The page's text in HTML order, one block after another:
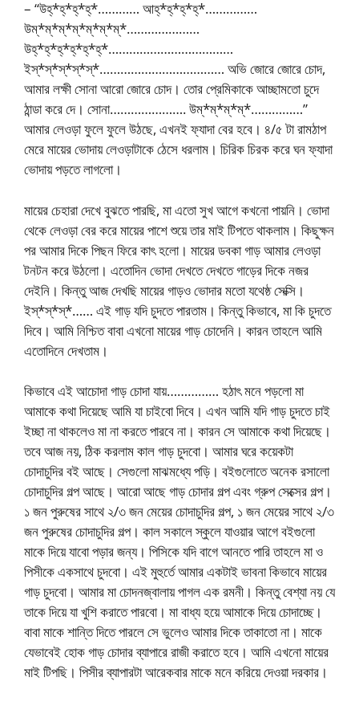
– “উহ্*হ্*হ্*হ্*………… আহ্*হ্*হ্*হ্*……………
উম্*ম্*ম্*ম্*ম্*ম্*ম্*…………………
উহ্*হ্*হ্*হ্*হ্*হ্*………………………………
ইস্*স্*স্*স্*স্*……………………………… অভি জোরে জোরে চোদ,
আমার লক্ষী সোনা আরো জোরে চোদ। তোর প্রেমিকাকে আচ্ছামতো চুদে
ঠান্ডা করে দে। সোনা…………………. উম্*ম্*ম্*ম্*……………”
আমার লেওড়া ফুলে ফুলে উঠছে, এখনই ফ্যাদা বের হবে। ৪/৫ টা রামঠাপ
মেরে মায়ের ভোদায় লেওড়াটাকে ঠেসে ধরলাম। চিরিক চিরক করে ঘন ফ্যাদা
ভোদায় পড়তে লাগলো।
মায়ের চেহারা দেখে বুঝতে পারছি, মা এতো সুখ আগে কখনো পায়নি। ভোদা
থেকে লেওড়া বের করে মায়ের পাশে শুয়ে তার মাই টিপতে থাকলাম। কিছুক্ষন
পর আমার দিকে পিছন ফিরে কাৎ হলো। মায়ের ডবকা গাড় আমার লেওড়া
টনটন করে উঠলো। এতোদিন ভোদা দেখতে দেখতে গাড়ের দিকে নজর
দেইনি। কিন্তু আজ দেখছি মায়ের গাড়ও ভোদার মতো যথেষ্ঠ সেক্সি।
ইস্*স্*স্*…… এই গাড় যদি চুদতে পারতাম। কিন্তু কিভাবে, মা কি চুদতে
দিবে। আমি নিশ্চিত বাবা এখনো মায়ের গাড় চোদেনি। কারন তাহলে আমি
এতোদিনে দেখতাম।
কিভাবে এই আচোদা গাড় চোদা যায়…………… হঠাৎ মনে পড়লো মা
আমাকে কথা দিয়েছে আমি যা চাইবো দিবে। এখন আমি যদি গাড় চুদতে চাই
ইচ্ছা না থাকলেও মা না করতে পারবে না। কারন সে আমাকে কথা দিয়েছে।
তবে আজ নয়, ঠিক করলাম কাল গাড় চুদবো। আমার ঘরে কয়েকটা
চোদাচুদির বই আছে। সেগুলো মাঝমধ্যে পড়ি। বইগুলোতে অনেক রসালো
চোদাচুদির গল্প আছে। আরো আছে গাড় চোদার গল্প এবং গ্রুপ সেক্সের গল্প।
১ জন পুরুষের সাথে ২/৩ জন মেয়ের চোদাচুদির গল্প, ১ জন মেয়ের সাথে ২/৩
জন পুরুষের চোদাচুদির গল্প। কাল সকালে স্কুলে যাওয়ার আগে বইগুলো
মাকে দিয়ে যাবো পড়ার জন্য। পিসিকে যদি বাগে আনতে পারি তাহলে মা ও
পিসীকে একসাথে চুদবো। এই মুহুর্তে আমার একটাই ভাবনা কিভাবে মায়ের
গাড় চুদবো। আমার মা চোদনজ্বালায় পাগল এক রমনী। কিন্তু বেশ্যা নয় যে
তাকে দিয়ে যা খুশি করাতে পারবো। মা বাধ্য হয়ে আমাকে দিয়ে চোদাচ্ছে।
বাবা মাকে শান্তি দিতে পারলে সে ভুলেও আমার দিকে তাকাতো না। মাকে
যেভাবেই হোক গাড় চোদার ব্যাপারে রাজী করাতে হবে। আমি এখনো মায়ের
মাই টিপছি। পিসীর ব্যাপারটা আরেকবার মাকে মনে করিয়ে দেওয়া দরকার।